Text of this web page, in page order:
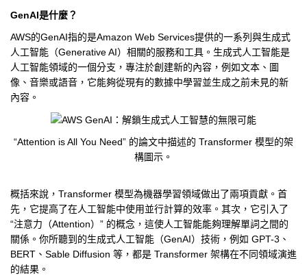
GenAI是什麼？
AWS的GenAI指的是Amazon Web Services提供的一系列與生成式
人工智能（Generative AI）相關的服務和工具。生成式人工智能是
人工智能領域的一個分支，專注於創建新的內容，例如文本、圖
像、音樂或語音，它能夠從現有的數據中學習並生成之前未見的新
內容。
“Attention is All You Need” 的論文中描述的 Transformer 模型的架
構圖示。
概括來說，Transformer 模型為機器學習領域做出了兩項貢獻。首
先，它提高了在人工智能中使用並行計算的效率。其次，它引入了
“注意力（Attention）” 的概念，這使人工智能能夠理解單詞之間的
關係。你所聽到的生成式人工智能（GenAI）技術，例如 GPT-3、
BERT、Sable Diffusion 等，都是 Transformer 架構在不同領域演進
的結果。